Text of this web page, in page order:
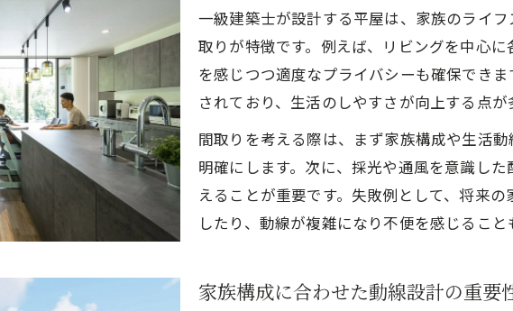
家族も安心できる空間づくりの秘訣
福津市の気候を活かした快適設計術
家族に優しい平屋を目指すなら必見のポイント
子育て世帯が選ぶ平屋の設計アイデア
一級建築士が提案する家事ラク動線
バリアフリーで快適な暮らしを実現
家族の会話が弾むリビング配置例
安心感を高める設備選びのポイント
一級建築士が考える自然素材の活用法
一級建築士が設計する平屋は、家族のライ
取りが特徴です。例えば、リビングを中心
を感じつつ適度なプライバシーも確保でき
されており、生活のしやすさが向上する点
間取りを考える際は、まず家族構成や生活
明確にします。次に、採光や通風を意識し
えることが重要です。失敗例として、将来
したり、動線が複雑になり不便を感じること
家族構成に合わせた動線設計の重要